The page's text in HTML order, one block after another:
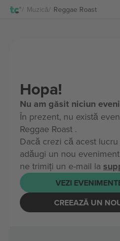
Muzică Reggae Roast
Hopa!
Nu am găsit niciun
În prezent, nu există
Reggae Roast .
Dacă crezi că acest
adăugi un nou
ne trimiți un e-mail la
VEZI
CREEAZĂ UN